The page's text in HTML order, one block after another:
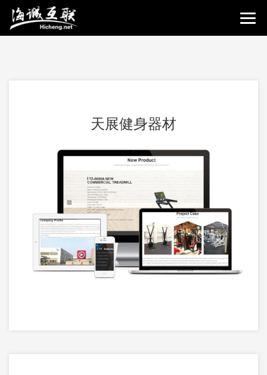
天展健身器材